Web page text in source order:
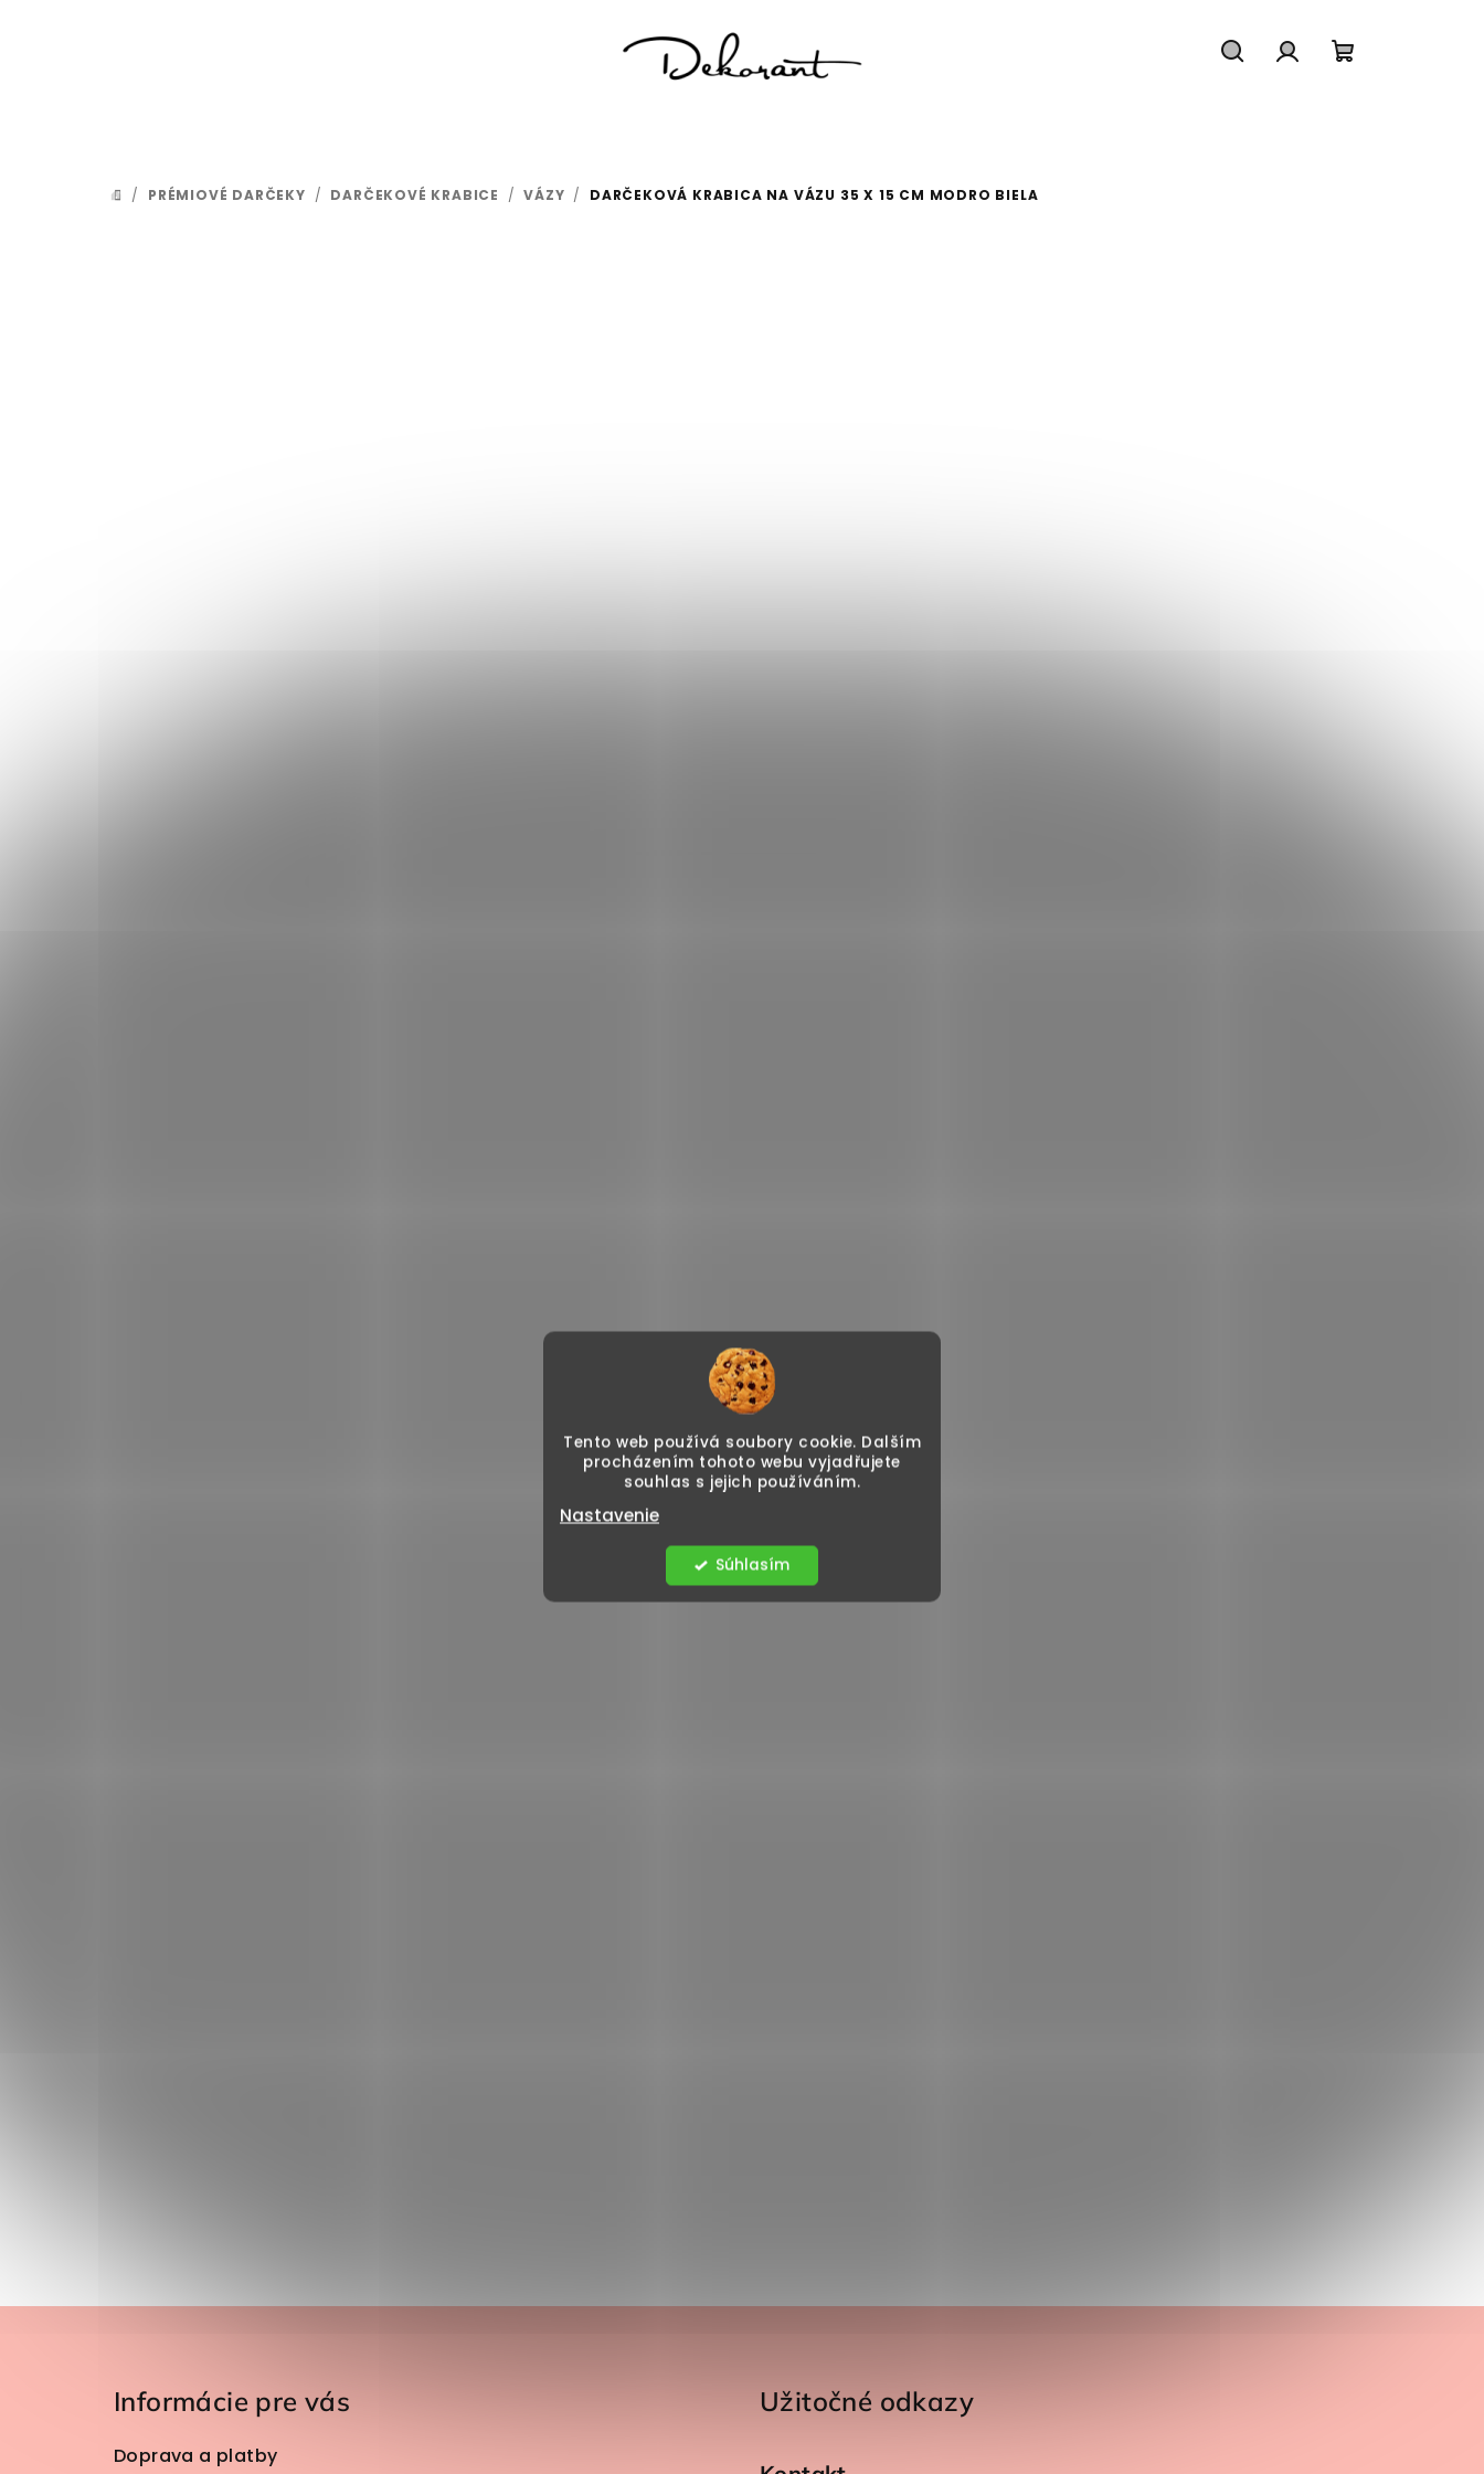
Tento web používá soubory cookie. Dalším
procházením tohoto webu vyjadřujete
souhlas s jejich používáním.
Nastavenie
Súhlasím
DOMOV
/ PRÉMIOVÉ DARČEKY / DARČEKOVÉ KRABICE / VÁZY / DARČEKOVÁ KRABICA NA VÁZU 35 X 15 CM MODRO BIELA
Informácie pre vás
Doprava a platby
Užitočné odkazy